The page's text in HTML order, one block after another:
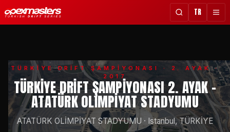
TR
TÜRKİYE DRİFT ŞAMPİYONASI
· 2. AYAK ·
2017
TÜRKIYE DRIFT ŞAMPIYONASI 2. AYAK -
ATATÜRK OLIMPIYAT STADYUMU
ATATÜRK OLİMPİYAT STADYUMU · Istanbul, TÜRKİYE